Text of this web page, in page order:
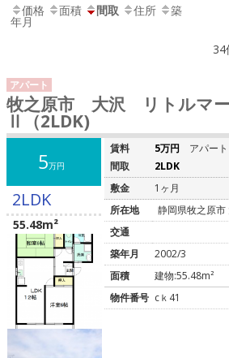
価格 面積 間取 住所 築
年月
34
アパート
牧之原市 大沢 リトルマ
Ⅱ（2LDK)
5万円
2LDK
55.48m²
賃料 5万円
アパート
間取
2LDK
敷金
1ヶ月
所在地
静岡県牧之原市
交通
築年月
2002/3
面積
建物:55.48m²
物件番号 cｋ41